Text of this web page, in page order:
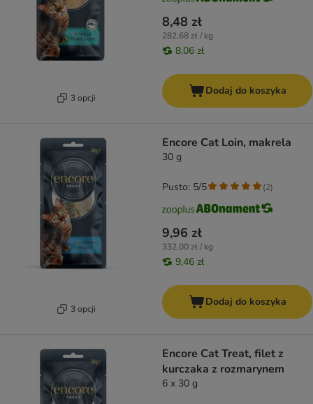
3 opcji
8,48 zł
282,68 zł / kg
8,06 zł
Dodaj do koszyka
3 opcji
Encore Cat Loin, makrela
30 g
9,96 zł
332,00 zł / kg
9,46 zł
Pusto: 5/5 (2)
Dodaj do koszyka
Encore Cat Treat, filet z
kurczaka z rozmarynem
6 x 30 g